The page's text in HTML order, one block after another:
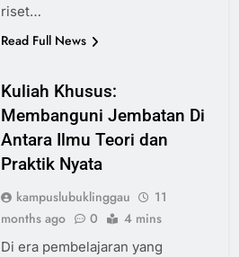
riset…
Read Full News
Kuliah Khusus:
Membanguni Jembatan Di
Antara Ilmu Teori dan
Praktik Nyata
kampuslubuklinggau
11
months ago
0 4 mins
Di era pembelajaran yang